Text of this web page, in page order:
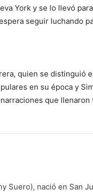
York y se lo llevó
seguir luchando
quien se distinguió
en su época y
que llenaron
Suero), nació en San